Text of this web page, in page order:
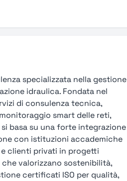
specializzata nella gestione
idraulica. Fondata nel
di consulenza tecnica,
smart delle reti,
basa su una forte integrazione
con istituzioni accademiche
clienti privati in progetti
che valorizzano sostenibilità,
certificati ISO per qualità,